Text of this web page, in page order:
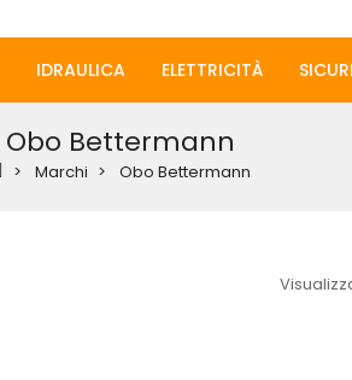
IDRAULICA ELETTRICITÀ
Obo Bettermann
Marchi Obo Bettermann